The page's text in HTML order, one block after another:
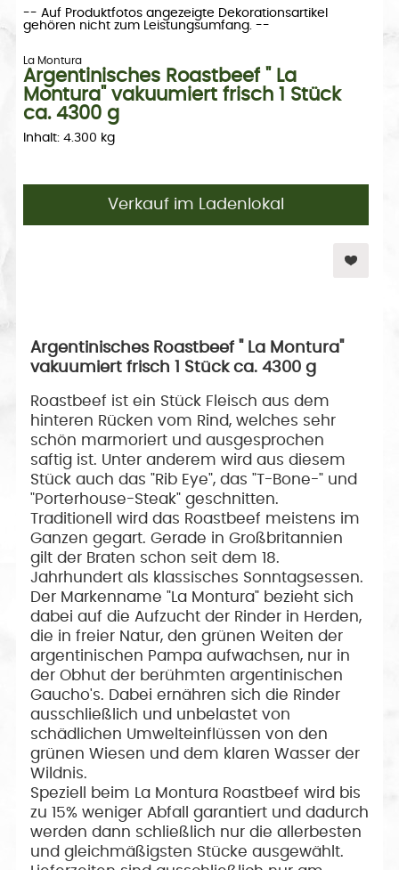
-- Auf Produktfotos angezeigte Dekorationsartikel
gehören nicht zum Leistungsumfang. --
La Montura
Argentinisches Roastbeef " La
Montura" vakuumiert frisch 1 Stück
ca. 4300 g
Inhalt: 4.300 kg
Verkauf im Ladenlokal
Argentinisches Roastbeef " La Montura"
vakuumiert frisch 1 Stück ca. 4300 g
Roastbeef ist ein Stück Fleisch aus dem
hinteren Rücken vom Rind, welches sehr
schön marmoriert und ausgesprochen
saftig ist. Unter anderem wird aus diesem
Stück auch das "Rib Eye", das "T-Bone-" und
"Porterhouse-Steak" geschnitten.
Traditionell wird das Roastbeef meistens im
Ganzen gegart. Gerade in Großbritannien
gilt der Braten schon seit dem 18.
Jahrhundert als klassisches Sonntagsessen.
Der Markenname "La Montura" bezieht sich
dabei auf die Aufzucht der Rinder in Herden,
die in freier Natur, den grünen Weiten der
argentinischen Pampa aufwachsen, nur in
der Obhut der berühmten argentinischen
Gaucho's. Dabei ernähren sich die Rinder
ausschließlich und unbelastet von
schädlichen Umwelteinflüssen von den
grünen Wiesen und dem klaren Wasser der
Wildnis.
Speziell beim La Montura Roastbeef wird bis
zu 15% weniger Abfall garantiert und dadurch
werden dann schließlich nur die allerbesten
und gleichmäßigsten Stücke ausgewählt.